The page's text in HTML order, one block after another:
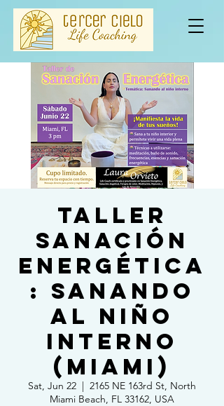
Taller
Sanación
Energética
: Sanando
al Niño
Interno
(Miami)
Sat, Jun 22
  |
2165 NE 163rd St, North
Miami Beach, FL 33162, USA